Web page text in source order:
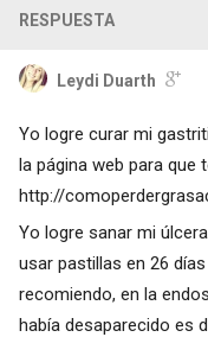
RESPUESTA
Leydi Duarth
Yo logre curar mi
la página web para que
http://
Yo logre sanar mi
usar pastillas en 26
recomiendo, en la
había desaparecido es